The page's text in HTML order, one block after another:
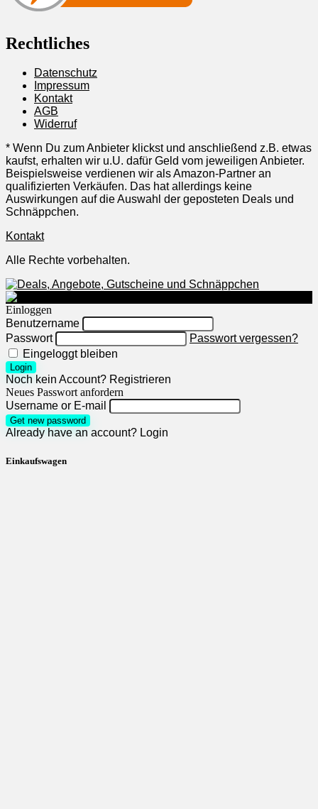
Rechtliches
Datenschutz
Impressum
Kontakt
AGB
Widerruf
* Wenn Du zum Anbieter klickst und anschließend z.B. etwas
kaufst, erhalten wir u.U. dafür Geld vom jeweiligen Anbieter.
Beispielsweise verdienen wir als Amazon-Partner an
qualifizierten Verkäufen. Das hat allerdings keine
Auswirkungen auf die Auswahl der geposteten Deals und
Schnäppchen.
Kontakt
Alle Rechte vorbehalten.
Einloggen
Benutzername
Passwort
Passwort vergessen?
Eingeloggt bleiben
Login
Noch kein Account? Registrieren
Neues Passwort anfordern
Username or E-mail
Get new password
Already have an account? Login
Einkaufswagen